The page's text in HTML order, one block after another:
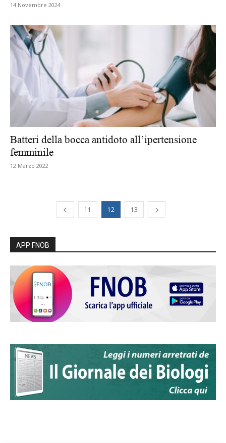
14 Novembre 2024
Batteri della bocca antidoto all’ipertensione
femminile
12 Marzo 2022
11 12 13
APP FNOB